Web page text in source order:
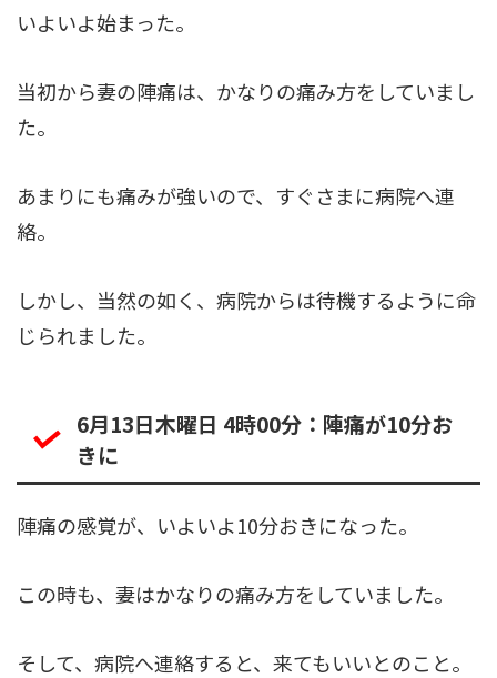
いよいよ始まった。
当初から妻の陣痛は、かなりの痛み方をしていまし
た。
あまりにも痛みが強いので、すぐさまに病院へ連
絡。
しかし、当然の如く、病院からは待機するように命
じられました。
6月13日木曜日 4時00分：陣痛が10分お
きに
陣痛の感覚が、いよいよ10分おきになった。
この時も、妻はかなりの痛み方をしていました。
そして、病院へ連絡すると、来てもいいとのこと。